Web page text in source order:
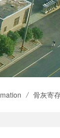
/ 骨灰寄